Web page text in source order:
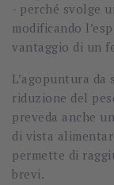
- perché svolge
modificando
vantaggio di un
L’agopuntura
riduzione del
preveda anche
di vista
permette di
brevi.